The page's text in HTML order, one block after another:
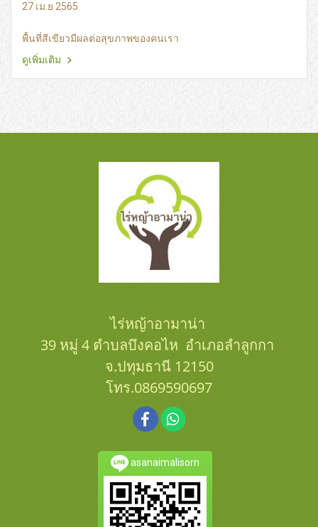
27 เม.ย 2565
พื้นที่สีเขียวมีผลต่อสุขภาพของคนเรา
ดูเพิ่มเติม
ไร่หญ้าอามาน่า
39 หมู่ 4 ตำบลบึงคอไห อำเภอลำลูกกา
จ.ปทุมธานี 12150
โทร.0869590697
asanaimalisorn